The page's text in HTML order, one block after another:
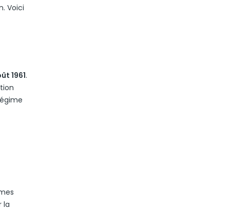
Voici
1961.
la